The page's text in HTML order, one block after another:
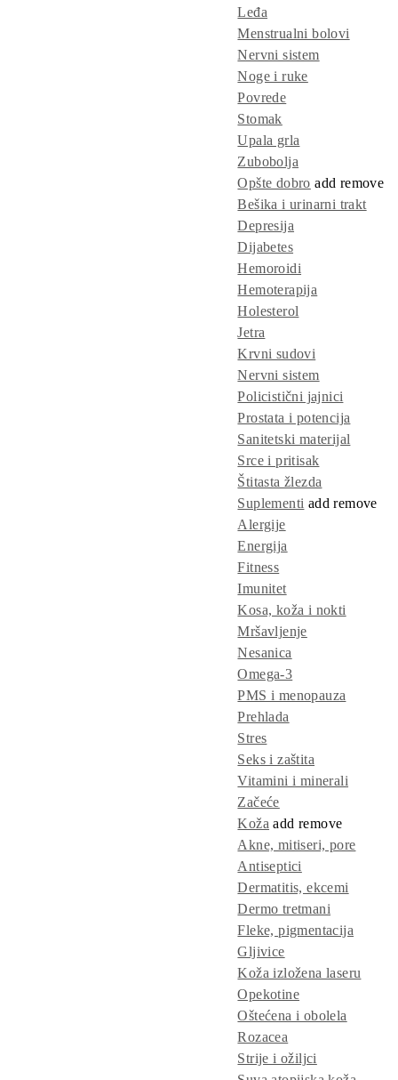
Leđa
Menstrualni bolovi
Nervni sistem
Noge i ruke
Povrede
Stomak
Upala grla
Zubobolja
Opšte dobro add remove
Bešika i urinarni trakt
Depresija
Dijabetes
Hemoroidi
Hemoterapija
Holesterol
Jetra
Krvni sudovi
Nervni sistem
Policistični jajnici
Prostata i potencija
Sanitetski materijal
Srce i pritisak
Štitasta žlezda
Suplementi addremove
Alergije
Energija
Fitness
Imunitet
Kosa, koža i nokti
Mršavljenje
Nesanica
Omega-3
PMS i menopauza
Prehlada
Stres
Seks i zaštita
Vitamini i minerali
Začeće
Koža addremove
Akne, mitiseri, pore
Antiseptici
Dermatitis, ekcemi
Dermo tretmani
Fleke, pigmentacija
Gljivice
Koža izložena laseru
Opekotine
Oštećena i obolela
Rozacea
Strije i ožiljci